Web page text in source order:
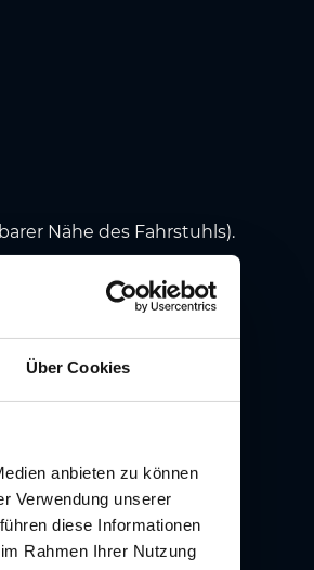
Über Cookies
anbieten zu können
Verwendung unserer
diese Informationen
Rahmen Ihrer Nutzung
Nähe des Fahrstuhls).
Vergleich »